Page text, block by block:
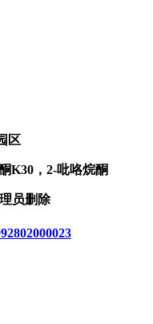
区
K30，2-吡咯烷酮
员删除